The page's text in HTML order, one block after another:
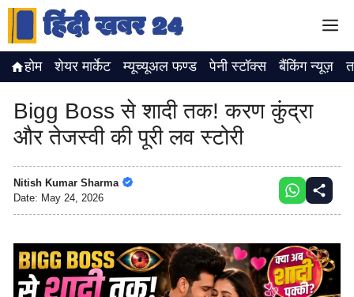
Skip
content
होम शेयर मार्केट म्यूच्यूअल फण्ड पेनी स्टॉक्स बैंकिंग न्यूज़
Bigg Boss से शादी तक! करण कुंद्रा
और तेजस्वी की पूरी लव स्टोरी
Nitish Kumar Sharma
Date: May 24, 2026